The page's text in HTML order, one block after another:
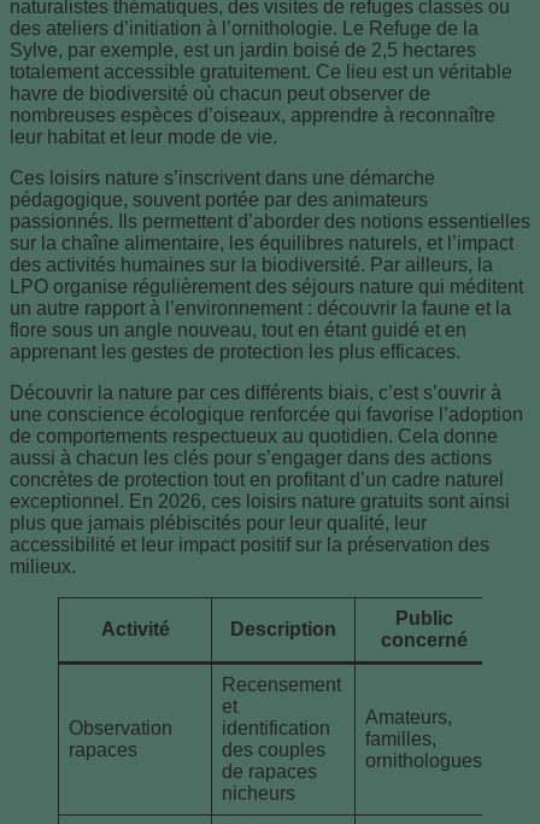
naturalistes thématiques, des visites de refuges classés ou
des ateliers d’initiation à l’ornithologie. Le Refuge de la
Sylve, par exemple, est un jardin boisé de 2,5 hectares
totalement accessible gratuitement. Ce lieu est un véritable
havre de biodiversité où chacun peut observer de
nombreuses espèces d’oiseaux, apprendre à reconnaître
leur habitat et leur mode de vie.
Ces loisirs nature s’inscrivent dans une démarche
pédagogique, souvent portée par des animateurs
passionnés. Ils permettent d’aborder des notions essentielles
sur la chaîne alimentaire, les équilibres naturels, et l’impact
des activités humaines sur la biodiversité. Par ailleurs, la
LPO organise régulièrement des séjours nature qui méditent
un autre rapport à l’environnement : découvrir la faune et la
flore sous un angle nouveau, tout en étant guidé et en
apprenant les gestes de protection les plus efficaces.
Découvrir la nature par ces différents biais, c’est s’ouvrir à
une conscience écologique renforcée qui favorise l’adoption
de comportements respectueux au quotidien. Cela donne
aussi à chacun les clés pour s’engager dans des actions
concrètes de protection tout en profitant d’un cadre naturel
exceptionnel. En 2026, ces loisirs nature gratuits sont ainsi
plus que jamais plébiscités pour leur qualité, leur
accessibilité et leur impact positif sur la préservation des
milieux.
Activité Description
Public
concerné
Observation
rapaces
Recensement
et
identification
des couples
de rapaces
nicheurs
Amateurs,
familles,
ornithologues